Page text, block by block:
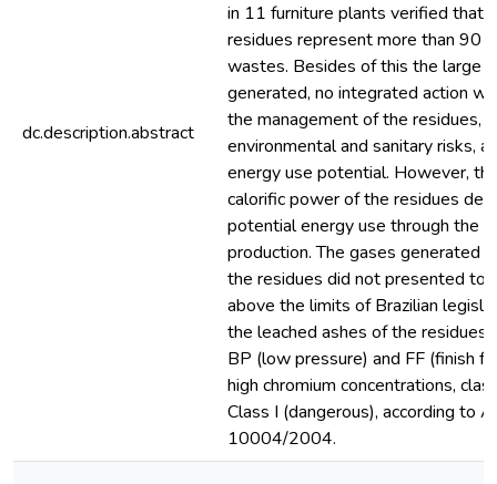
dc.description.abstract
in 11 furniture plants verified that
residues represent more than 90
wastes. Besides of this the large
generated, no integrated action
the management of the residues,
environmental and sanitary risks,
energy use potential. However,
calorific power of the residues
potential energy use through the
production. The gases generated
the residues did not presented
above the limits of Brazilian
the leached ashes of the residues
BP (low pressure) and FF (finish
high chromium concentrations,
Class I (dangerous), according to
10004/2004.